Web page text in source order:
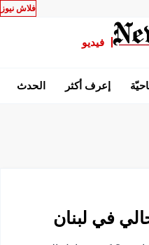
فلاش نيوز
فيديو
إعرف أكثر الحدث
في لبنان